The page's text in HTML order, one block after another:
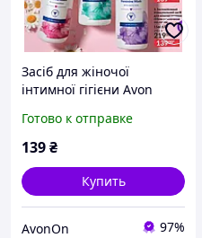
Засіб для жіночої
інтимної гігієни Avon
Готово к отправке
139₴
Купить
AvonOn 97%